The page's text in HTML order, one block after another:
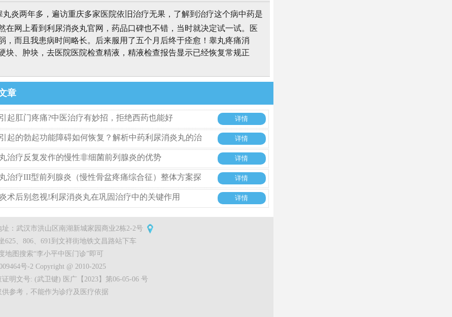
炎两年多，遍访重庆多家医院依旧治疗无果，了解到治疗这个病中药是
在网上看到利尿消炎丸官网，药品口碑也不错，当时就决定试一试。医
，而且我患病时间略长。后来服用了五个月后终于痊愈！睾丸疼痛消
块、肿块，去医院医院检查精液，精液检查报告显示已经恢复常规正
章
起肛门疼痛?中医治疗有妙招，拒绝西药也能好 详情
起的勃起功能障碍如何恢复？解析中药利尿消炎丸的治
详情
治疗反复发作的慢性非细菌前列腺炎的优势 详情
治疗III型前列腺炎（慢性骨盆疼痛综合征）整体方案探
详情
术后别忽视!利尿消炎丸在巩固治疗中的关键作用 详情
址：武汉市洪山区南湖新城家园商业2栋2-2号
625、806、691到文祥街地铁文昌路站下车
地图搜索“李小平中医门诊”即可
号-2 Copyright @ 2010-2025
证明文号: (武卫键) 医广【2023】第06-05-06 号
参考，不能作为诊疗及医疗依据